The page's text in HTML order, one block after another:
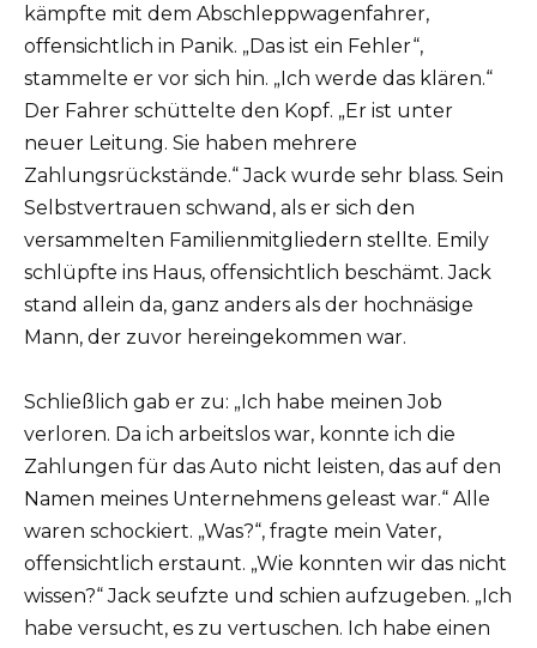
kämpfte mit dem Abschleppwagenfahrer,
offensichtlich in Panik. „Das ist ein Fehler“,
stammelte er vor sich hin. „Ich werde das klären.“
Der Fahrer schüttelte den Kopf. „Er ist unter
neuer Leitung. Sie haben mehrere
Zahlungsrückstände.“ Jack wurde sehr blass. Sein
Selbstvertrauen schwand, als er sich den
versammelten Familienmitgliedern stellte. Emily
schlüpfte ins Haus, offensichtlich beschämt. Jack
stand allein da, ganz anders als der hochnäsige
Mann, der zuvor hereingekommen war.
Schließlich gab er zu: „Ich habe meinen Job
verloren. Da ich arbeitslos war, konnte ich die
Zahlungen für das Auto nicht leisten, das auf den
Namen meines Unternehmens geleast war.“ Alle
waren schockiert. „Was?“, fragte mein Vater,
offensichtlich erstaunt. „Wie konnten wir das nicht
wissen?“ Jack seufzte und schien aufzugeben. „Ich
habe versucht, es zu vertuschen. Ich habe einen